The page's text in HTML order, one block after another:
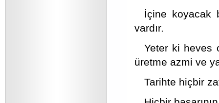
İçine koyacak
vardır.
Yeter ki heves
üretme azmi ve
Tarihte hiçbir